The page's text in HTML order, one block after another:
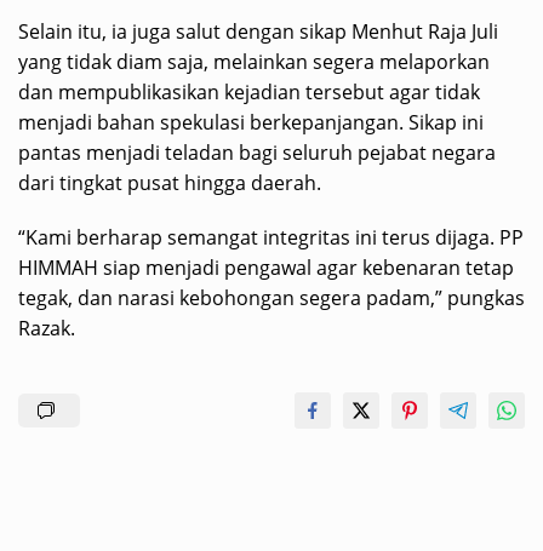
Selain itu, ia juga salut dengan sikap Menhut Raja Juli
yang tidak diam saja, melainkan segera melaporkan
dan mempublikasikan kejadian tersebut agar tidak
menjadi bahan spekulasi berkepanjangan. Sikap ini
pantas menjadi teladan bagi seluruh pejabat negara
dari tingkat pusat hingga daerah.
“Kami berharap semangat integritas ini terus dijaga. PP
HIMMAH siap menjadi pengawal agar kebenaran tetap
tegak, dan narasi kebohongan segera padam,” pungkas
Razak.